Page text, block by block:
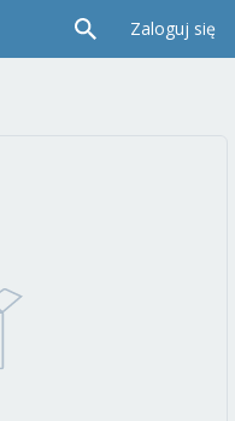
Zaloguj się